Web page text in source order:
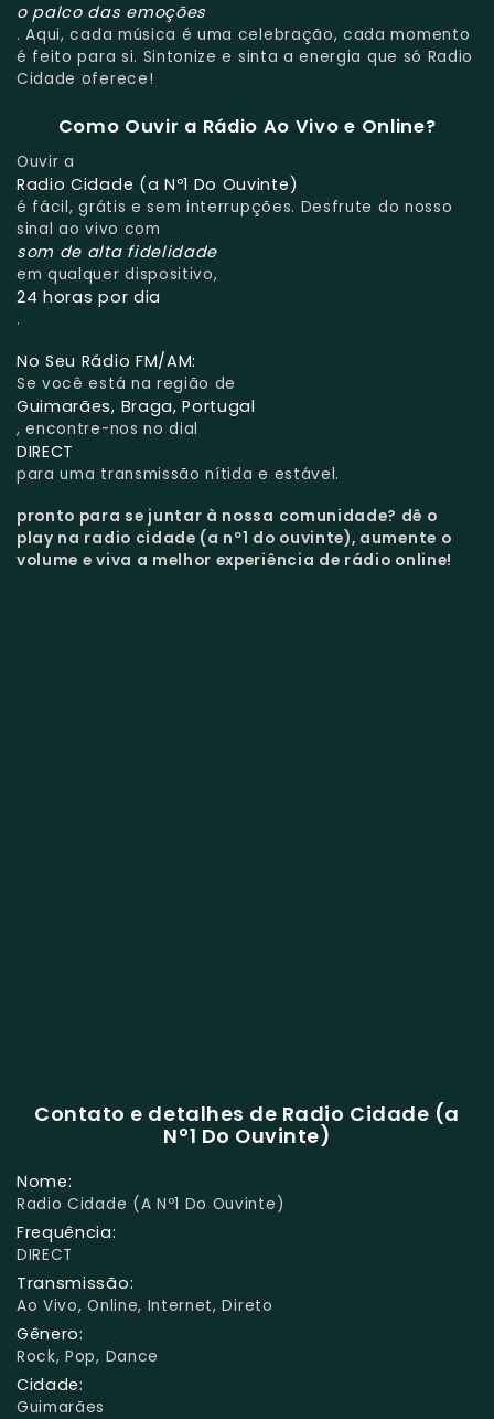
o palco das emoções
. Aqui, cada música é uma celebração, cada momento
é feito para si. Sintonize e sinta a energia que só Radio
Cidade oferece!
Como Ouvir a Rádio Ao Vivo e Online?
Ouvir a
Radio Cidade (a Nº1 Do Ouvinte)
é fácil, grátis e sem interrupções. Desfrute do nosso
sinal ao vivo com
som de alta fidelidade
em qualquer dispositivo,
24 horas por dia
.
No Seu Rádio FM/AM:
Se você está na região de
Guimarães, Braga, Portugal
, encontre-nos no dial
DIRECT
para uma transmissão nítida e estável.
pronto para se juntar à nossa comunidade? dê o
play na radio cidade (a nº1 do ouvinte), aumente o
volume e viva a melhor experiência de rádio online!
Contato e detalhes de Radio Cidade (a
Nº1 Do Ouvinte)
Nome:
Radio Cidade (a Nº1 Do Ouvinte)
Frequência:
DIRECT
Transmissão:
Ao Vivo, Online, Internet, Direto
Gênero:
Rock, Pop, Dance
Cidade:
Guimarães